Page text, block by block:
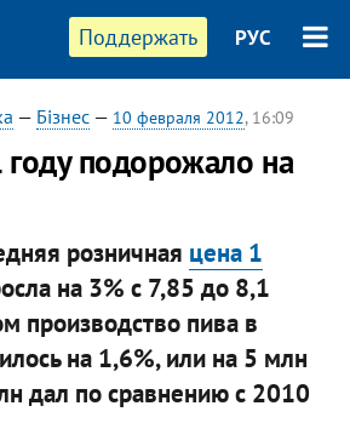
Поддержать РУС
— Бізнес— 10 февраля 2012, 16:09
подорожало на
розничная цена 1
на 3% с 7,85 до 8,1
производство пива в
на 1,6%, или на 5 млн
дал по сравнению с 2010